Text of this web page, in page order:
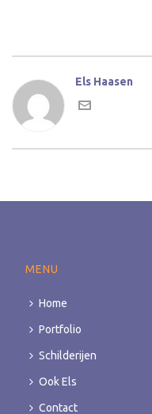
Els Haasen
MENU
Home
Portfolio
Schilderijen
Ook Els
Contact